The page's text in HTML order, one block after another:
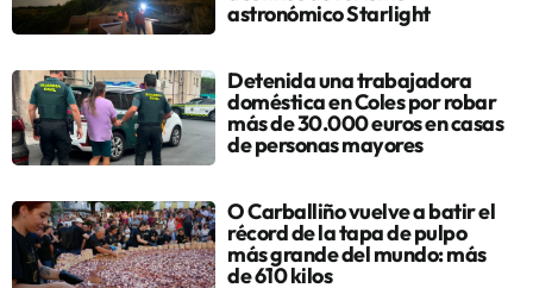
astronómico Starlight
Detenida una trabajadora
doméstica en Coles por robar
más de 30.000 euros en casas
de personas mayores
O Carballiño vuelve a batir el
récord de la tapa de pulpo
más grande del mundo: más
de 610 kilos